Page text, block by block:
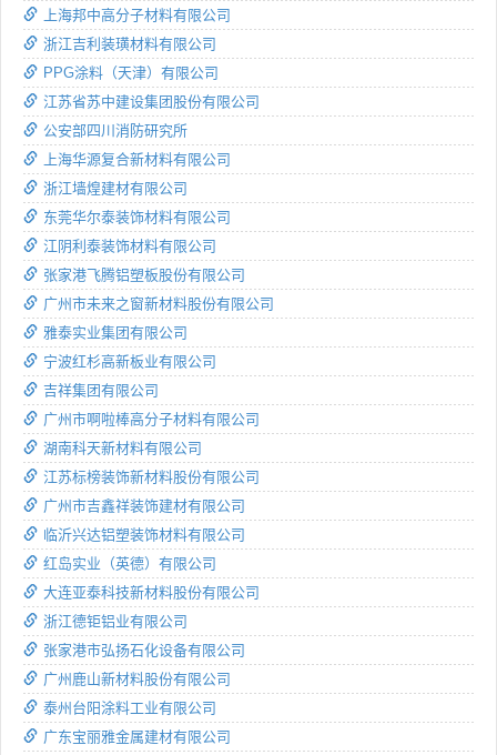
上海邦中高分子材料有限公司
浙江吉利装璜材料有限公司
PPG涂料（天津）有限公司
江苏省苏中建设集团股份有限公司
公安部四川消防研究所
上海华源复合新材料有限公司
浙江墙煌建材有限公司
东莞华尔泰装饰材料有限公司
江阴利泰装饰材料有限公司
张家港飞腾铝塑板股份有限公司
广州市未来之窗新材料股份有限公司
雅泰实业集团有限公司
宁波红杉高新板业有限公司
吉祥集团有限公司
广州市啊啦棒高分子材料有限公司
湖南科天新材料有限公司
江苏标榜装饰新材料股份有限公司
广州市吉鑫祥装饰建材有限公司
临沂兴达铝塑装饰材料有限公司
红岛实业（英德）有限公司
大连亚泰科技新材料股份有限公司
浙江德钜铝业有限公司
张家港市弘扬石化设备有限公司
广州鹿山新材料股份有限公司
泰州台阳涂料工业有限公司
广东宝丽雅金属建材有限公司